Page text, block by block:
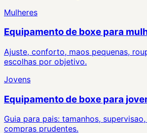
Mulheres
Equipamento de boxe para
Ajuste, conforto, maos pequenas,
escolhas por objetivo.
Jovens
Equipamento de boxe para
Guia para pais: tamanhos,
compras prudentes.